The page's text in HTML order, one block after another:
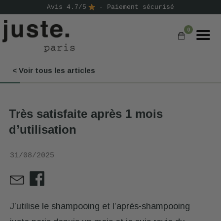
Avis 4.7/5 - Paiement sécurisé
0
< Voir tous les articles
Très satisfaite après 1 mois
d’utilisation
31/08/2025
J’utilise le shampooing et l’après-shampooing
COMMANDER
NOS GAMMES
D'ESSAI
⭐